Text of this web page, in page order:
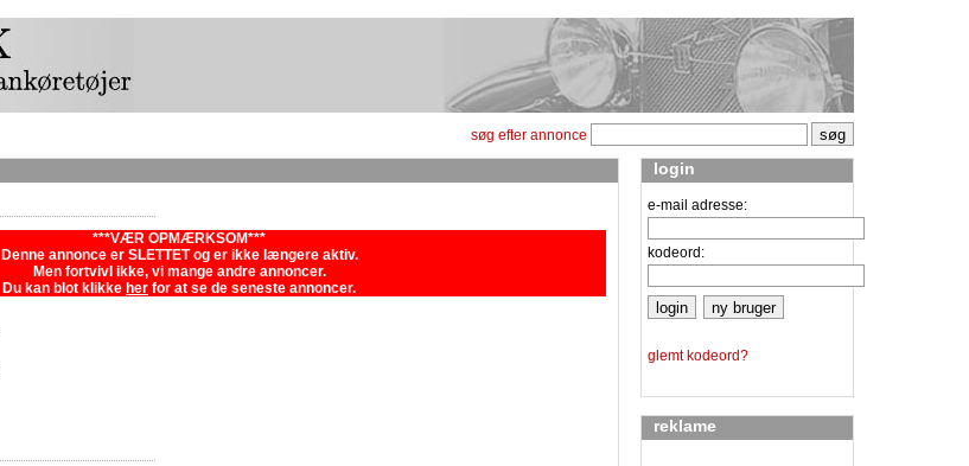
søg efter annonce
login
e-mail adresse:
kodeord:
glemt kodeord?
reklame
***VÆR OPMÆRKSOM***
Denne annonce er SLETTET og er ikke længere aktiv.
Men fortvivl ikke, vi mange andre annoncer.
Du kan blot klikke her for at se de seneste annoncer.